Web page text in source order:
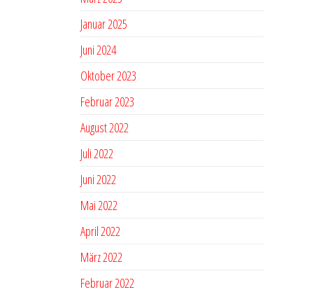
Januar 2025
Juni 2024
Oktober 2023
Februar 2023
August 2022
Juli 2022
Juni 2022
Mai 2022
April 2022
März 2022
Februar 2022